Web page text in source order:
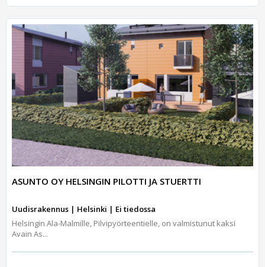
ASUNTO OY HELSINGIN PILOTTI JA STUERTTI
Uudisrakennus | Helsinki | Ei tiedossa
Helsingin Ala-Malmille, Pilvipyörteentielle, on valmistunut kaksi
Avain As...